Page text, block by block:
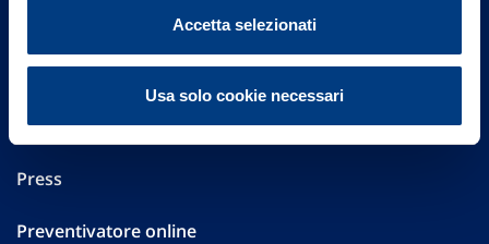
Accetta selezionati
Usa solo cookie necessari
Sostenibilità
Performances
Press
Preventivatore online